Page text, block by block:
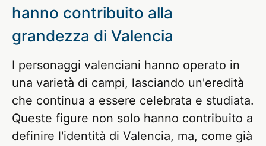
hanno contribuito alla
grandezza di Valencia
I personaggi valenciani hanno operato in
una varietà di campi, lasciando un'eredità
che continua a essere celebrata e studiata.
Queste figure non solo hanno contribuito a
definire l'identità di Valencia, ma, come già